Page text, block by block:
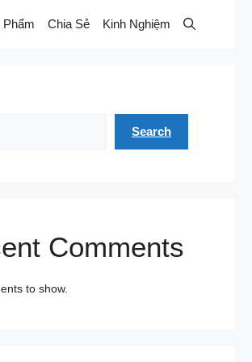
Chia Sẻ Kinh Nghiệm
Search
Comments
to show.